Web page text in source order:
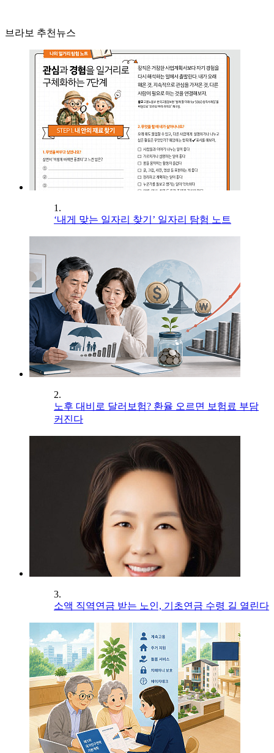
브라보 추천뉴스
1.
‘내게 맞는 일자리 찾기’ 일자리 탐험 노트
2.
노후 대비로 달러보험? 환율 오르면 보험료 부담
커진다
3.
소액 직역연금 받는 노인, 기초연금 수령 길 열린다